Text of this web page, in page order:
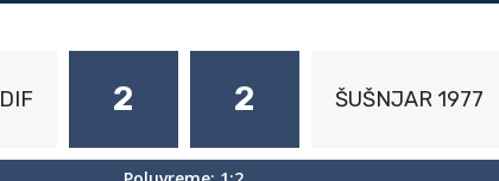
DIF 2 2 ŠUŠNJAR 1977